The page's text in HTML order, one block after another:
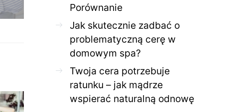
Porównanie
Jak skutecznie zadbać o
problematyczną cerę w
domowym spa?
Twoja cera potrzebuje
ratunku – jak mądrze
wspierać naturalną odnowę